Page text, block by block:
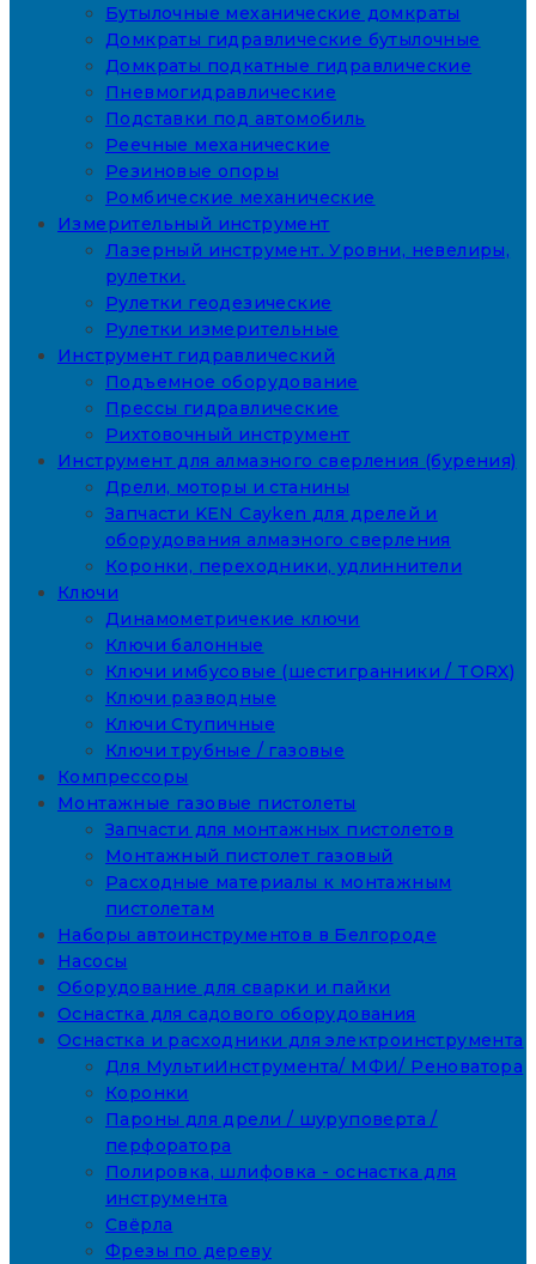
Бутылочные механические домкраты
Домкраты гидравлические бутылочные
Домкраты подкатные гидравлические
Пневмогидравлические
Подставки под автомобиль
Реечные механические
Резиновые опоры
Ромбические механические
Измерительный инструмент
Лазерный инструмент. Уровни, невелиры,
рулетки.
Рулетки геодезические
Рулетки измерительные
Инструмент гидравлический
Подъемное оборудование
Прессы гидравлические
Рихтовочный инструмент
Инструмент для алмазного сверления (бурения)
Дрели, моторы и станины
Запчасти KEN Cayken для дрелей и
оборудования алмазного сверления
Коронки, переходники, удлиннители
Ключи
Динамометричекие ключи
Ключи балонные
Ключи имбусовые (шестигранники / TORX)
Ключи разводные
Ключи Ступичные
Ключи трубные / газовые
Компрессоры
Монтажные газовые пистолеты
Запчасти для монтажных пистолетов
Монтажный пистолет газовый
Расходные материалы к монтажным
пистолетам
Наборы автоинструментов в Белгороде
Насосы
Оборудование для сварки и пайки
Оснастка для садового оборудования
Оснастка и расходники для электроинструмента
Для МультиИнструмента/ МФИ/ Реноватора
Коронки
Пароны для дрели / шуруповерта /
перфоратора
Полировка, шлифовка - оснастка для
инструмента
Свёрла
Фрезы по дереву